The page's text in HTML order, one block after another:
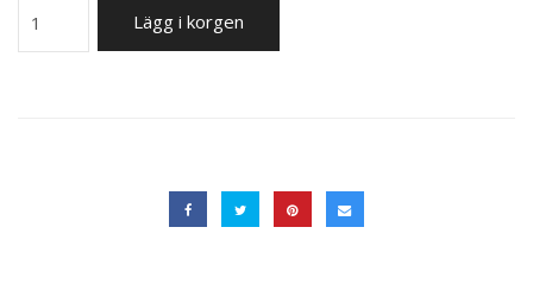
Lägg i korgen